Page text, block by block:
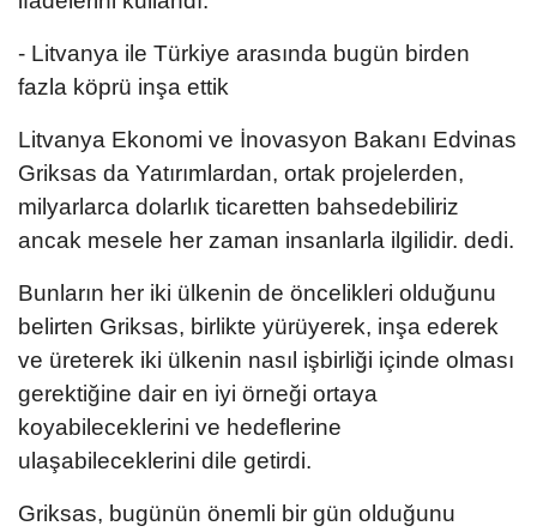
- Litvanya ile Türkiye arasında bugün birden
fazla köprü inşa ettik
Litvanya Ekonomi ve İnovasyon Bakanı Edvinas
Griksas da Yatırımlardan, ortak projelerden,
milyarlarca dolarlık ticaretten bahsedebiliriz
ancak mesele her zaman insanlarla ilgilidir. dedi.
Bunların her iki ülkenin de öncelikleri olduğunu
belirten Griksas, birlikte yürüyerek, inşa ederek
ve üreterek iki ülkenin nasıl işbirliği içinde olması
gerektiğine dair en iyi örneği ortaya
koyabileceklerini ve hedeflerine
ulaşabileceklerini dile getirdi.
Griksas, bugünün önemli bir gün olduğunu